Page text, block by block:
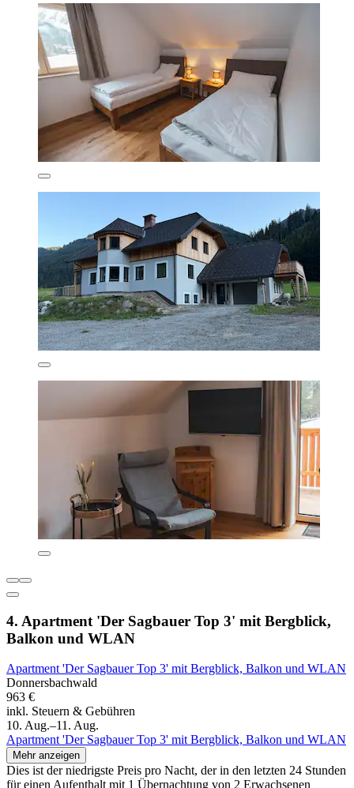
4. Apartment 'Der Sagbauer Top 3' mit Bergblick,
Balkon und WLAN
Apartment 'Der Sagbauer Top 3' mit Bergblick, Balkon und WLAN
Donnersbachwald
963 €
inkl. Steuern & Gebühren
10. Aug.–11. Aug.
Apartment 'Der Sagbauer Top 3' mit Bergblick, Balkon und WLAN
Mehr anzeigen
Dies ist der niedrigste Preis pro Nacht, der in den letzten 24 Stunden
für einen Aufenthalt mit 1 Übernachtung von 2 Erwachsenen